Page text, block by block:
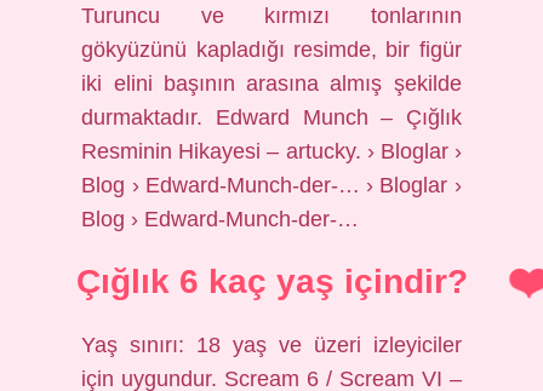
Turuncu ve kırmızı tonlarının
gökyüzünü kapladığı resimde, bir figür
iki elini başının arasına almış şekilde
durmaktadır. Edward Munch – Çığlık
Resminin Hikayesi – artucky. › Bloglar ›
Blog › Edward-Munch-der-… › Bloglar ›
Blog › Edward-Munch-der-…
Çığlık 6 kaç yaş içindir?
Yaş sınırı: 18 yaş ve üzeri izleyiciler
için uygundur. Scream 6 / Scream VI –